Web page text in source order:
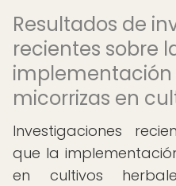
Resultados de
recientes sobre
implementación
micorrizas en
Investigaciones
que la
en cultivos